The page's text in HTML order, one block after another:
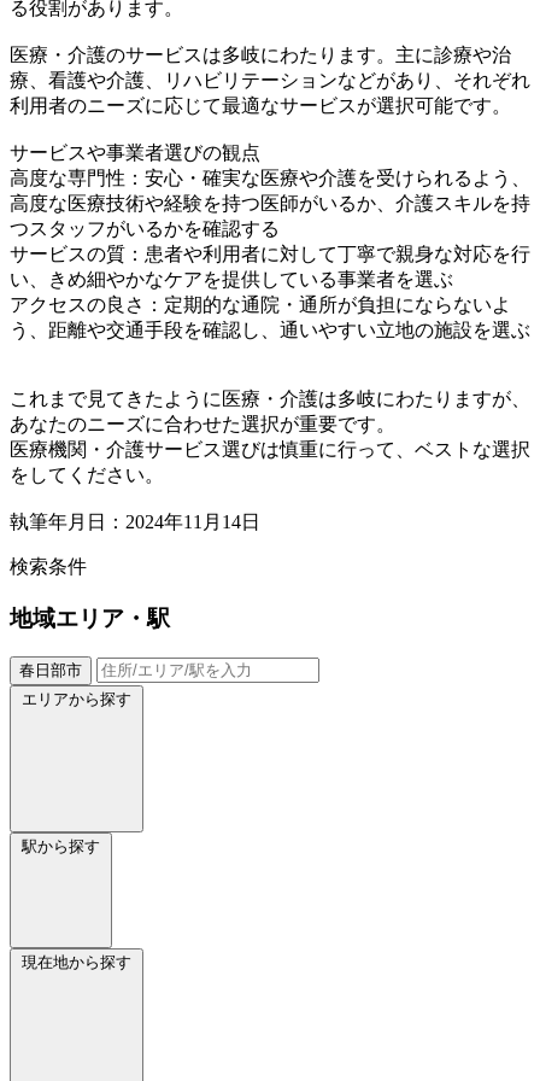
る役割があります。
医療・介護のサービスは多岐にわたります。主に診療や治
療、看護や介護、リハビリテーションなどがあり、それぞれ
利用者のニーズに応じて最適なサービスが選択可能です。
サービスや事業者選びの観点
高度な専門性：安心・確実な医療や介護を受けられるよう、
高度な医療技術や経験を持つ医師がいるか、介護スキルを持
つスタッフがいるかを確認する
サービスの質：患者や利用者に対して丁寧で親身な対応を行
い、きめ細やかなケアを提供している事業者を選ぶ
アクセスの良さ：定期的な通院・通所が負担にならないよ
う、距離や交通手段を確認し、通いやすい立地の施設を選ぶ
これまで見てきたように医療・介護は多岐にわたりますが、
あなたのニーズに合わせた選択が重要です。
医療機関・介護サービス選びは慎重に行って、ベストな選択
をしてください。
執筆年月日：2024年11月14日
検索条件
地域エリア・駅
春日部市
エリアから探す
駅から探す
現在地から探す